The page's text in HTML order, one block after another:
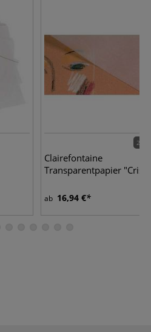
2
Clairefontaine
Transparentpapier
ab 16,94 €